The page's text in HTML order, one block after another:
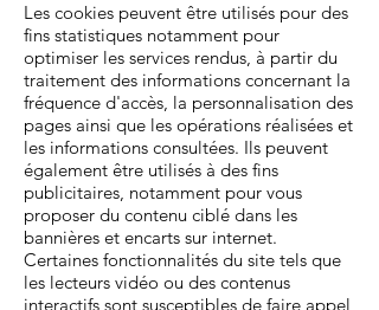
Les cookies peuvent être utilisés pour des
fins statistiques notamment pour
optimiser les services rendus, à partir du
traitement des informations concernant la
fréquence d'accès, la personnalisation des
pages ainsi que les opérations réalisées et
les informations consultées. Ils peuvent
également être utilisés à des fins
publicitaires, notamment pour vous
proposer du contenu ciblé dans les
bannières et encarts sur internet.
Certaines fonctionnalités du site tels que
les lecteurs vidéo ou des contenus
interactifs sont susceptibles de faire appel